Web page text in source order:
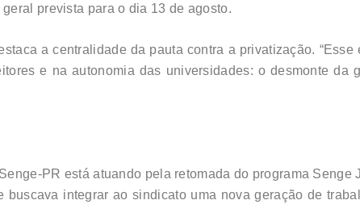
prevista para o dia 13 de agosto.
a centralidade da pauta contra a privatização.
e na autonomia das universidades: o desmonte da
PR está atuando pela retomada do programa
integrar ao sindicato uma nova geração de